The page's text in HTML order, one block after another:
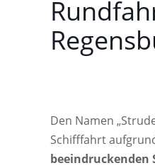
Den Namen
Schifffahrt
beeindruckenden